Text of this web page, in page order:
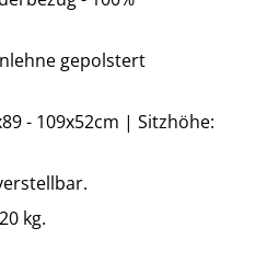
gepolstert
- 109x52cm | Sitzhöhe:
kg.